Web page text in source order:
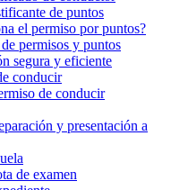
de puntos
el permiso por puntos?
permisos y puntos
segura y eficiente
conducir
de conducir
y presentación a
de examen